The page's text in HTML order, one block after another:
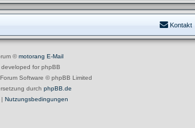
Kontakt
©motorang E-Mail
developed for phpBB
Software © phpBB Limited
durch phpBB.de
Nutzungsbedingungen